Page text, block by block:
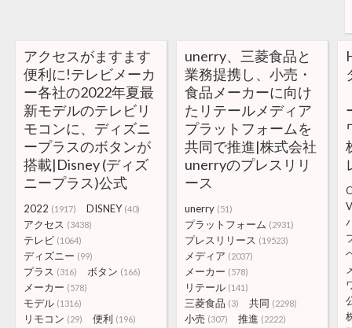
アクセスがますます
便利に!テレビメーカ
ー各社の2022年夏最
新モデルのテレビリ
モコンに、ディズニ
ープラスのボタンが
搭載|Disney (ディズ
ニープラス)公式
2022 (1917) DISNEY (40)
アクセス (3438)
テレビ (1064)
ディズニー (99)
プラス (316) ボタン (166)
メーカー (578)
モデル (1316)
リモコン (29) 便利 (196)
unerry、三菱食品と
業務提携し、小売・
食品メーカーに向け
たリテールメディア
プラットフォームを
共同で推進|株式会社
unerryのプレスリリ
ース
unerry (51)
プラットフォーム (2931)
プレスリリース (19523)
メディア (2037)
メーカー (578)
リテール (141)
三菱食品 (3) 共同 (2298)
小売 (307) 推進 (2222)